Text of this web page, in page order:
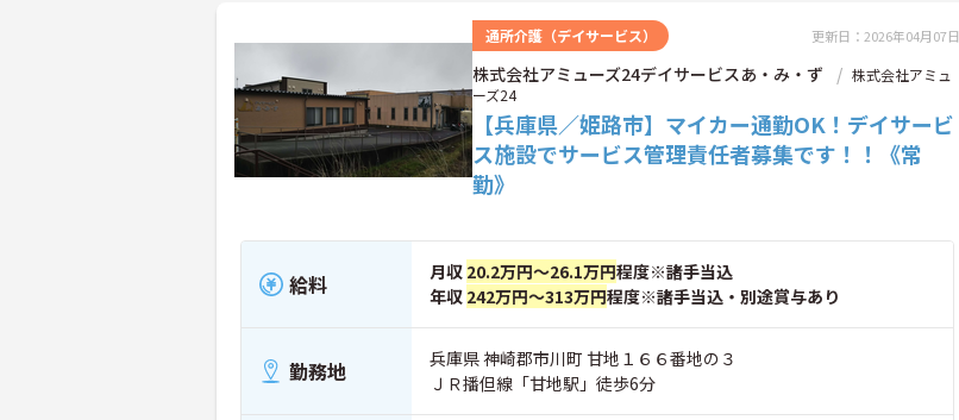
通所介護（デイサービス） 更新日：2026年04月07日
株式会社アミューズ24デイサービスあ・み・ず
株式会社アミュ
ーズ24
【兵庫県／姫路市】マイカー通勤OK！デイサービ
ス施設でサービス管理責任者募集です！！《常
勤》
給料 月収 20.2万円～26.1万円程度※諸手当込
年収 242万円～313万円程度※諸手当込・別途賞与あり
勤務地
兵庫県 神崎郡市川町 甘地１６６番地の３
ＪＲ播但線「甘地駅」徒歩6分